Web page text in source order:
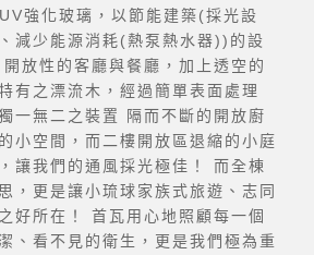
強化玻璃，以節能建築(採光設
減少能源消耗(熱泵熱水器))的設
放性的客廳與餐廳，加上透空的
有之漂流木，經過簡單表面處理
一無二之裝置 隔而不斷的開放廚
小空間，而二樓開放區退縮的小庭
讓我們的通風採光極佳！ 而全棟
，更是讓小琉球家族式旅遊、志同
好所在！ 首瓦用心地照顧每一個
、看不見的衛生，更是我們極為重